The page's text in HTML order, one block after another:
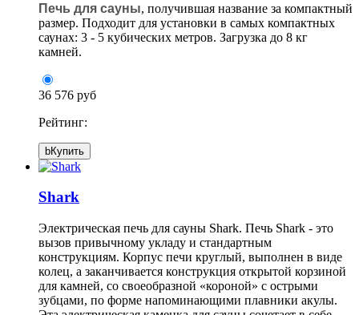
Печь для сауны, получившая название за компактный
размер. Подходит для установки в самых компактных
саунах: 3 - 5 кубических метров. Загрузка до 8 кг
камней.
36 576 руб
Рейтинг:
bКупить
Shark
Электрическая печь для сауны Shark. Печь Shark - это
вызов привычному укладу и стандартным
конструкциям. Корпус печи круглый, выполнен в виде
колец, а заканчивается конструкция открытой корзиной
для камней, со своеобразной «короной» с острыми
зубцами, по форме напоминающими плавники акулы.